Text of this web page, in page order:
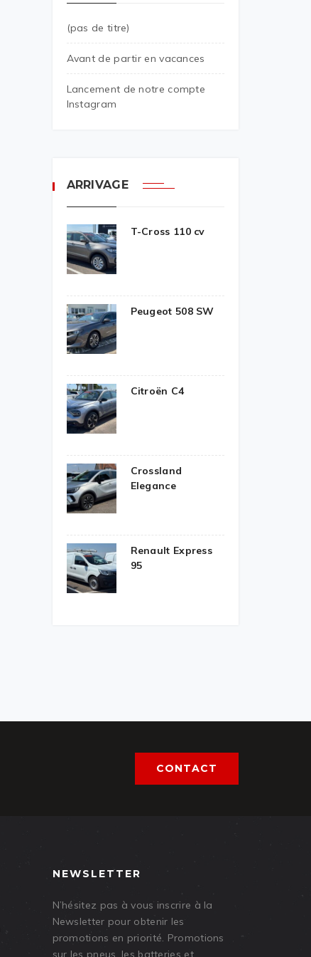
(pas de titre)
Avant de partir en vacances
Lancement de notre compte
Instagram
ARRIVAGE
T-Cross 110 cv
Peugeot 508 SW
Citroën C4
Crossland
Elegance
Renault Express
95
CONTACT
NEWSLETTER
N’hésitez pas à vous inscrire à la
Newsletter pour obtenir les
promotions en priorité. Promotions
sur les pneus, les batteries et